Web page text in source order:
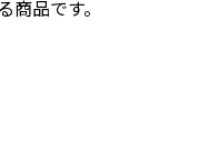
品です。